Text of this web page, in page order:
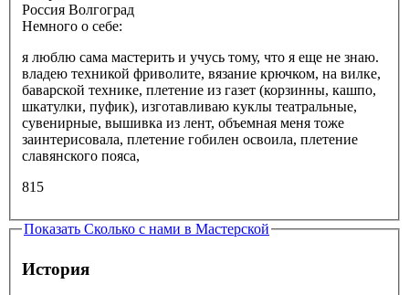
Россия Волгоград
Немного о себе:
я люблю сама мастерить и учусь тому, что я еще не знаю.
владею техникой фриволите, вязание крючком, на вилке,
баварской технике, плетение из газет (корзинны, кашпо,
шкатулки, пуфик), изготавливаю куклы театральные,
сувенирные, вышивка из лент, объемная меня тоже
заинтерисовала, плетение гобилен освоила, плетение
славянского пояса,
815
Показать Сколько с нами в Мастерской
История